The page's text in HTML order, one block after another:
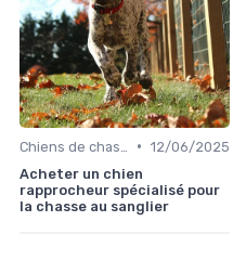
• 12/06/2025
Acheter un chien
rapprocheur spécialisé pour
la chasse au sanglier